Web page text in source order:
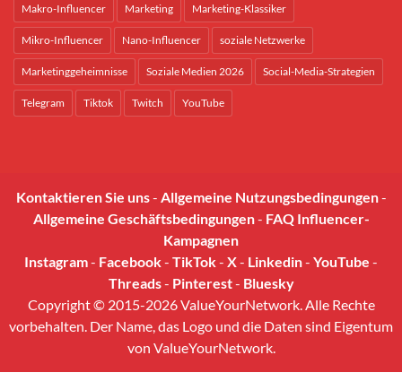
Makro-Influencer Marketing Marketing-Klassiker
Mikro-Influencer Nano-Influencer soziale Netzwerke
Marketinggeheimnisse Soziale Medien 2026 Social-Media-Strategien
Telegram Tiktok Twitch YouTube
Kontaktieren Sie uns- Allgemeine Nutzungsbedingungen-
Allgemeine Geschäftsbedingungen- FAQ Influencer-
Kampagnen
Instagram- Facebook- TikTok- X- Linkedin- YouTube -
Threads- Pinterest- Bluesky
Copyright © 2015-2026 ValueYourNetwork. Alle Rechte
vorbehalten. Der Name, das Logo und die Daten sind Eigentum
von ValueYourNetwork.